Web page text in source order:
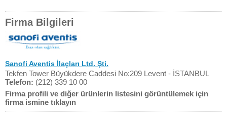
Firma Bilgileri
Sanofi Aventis İlaçları Ltd. Şti.
Tekfen Tower Büyükdere Caddesi No:209 Levent - İSTANBUL
Telefon: (212) 339 10 00
Firma profili ve diğer ürünlerin listesini görüntülemek için
firma ismine tıklayın